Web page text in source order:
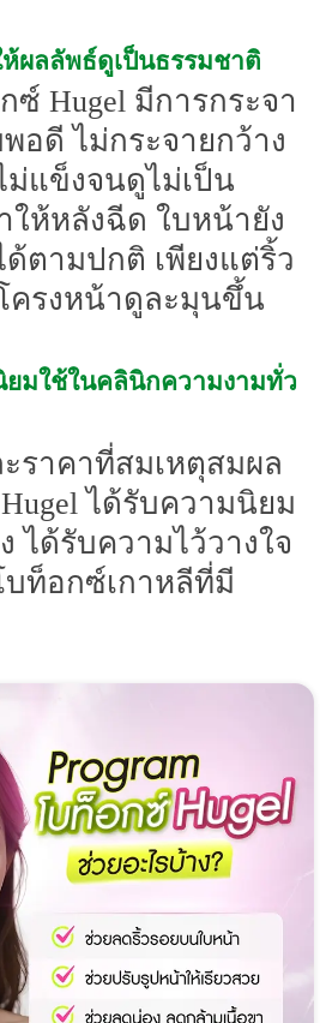
ห้ผลลัพธ์ดูเป็นธรรมชาติ
ซ์ Hugel มีการกระจา
อดี ไม่กระจายกว้าง
ม่แข็งจนดูไม่เป็น
ให้หลังฉีด ใบหน้ายัง
ตามปกติ เพียงแต่ริ้ว
ครงหน้าดูละมุนขึ้น
ยมใช้ในคลินิกความงามทั่ว
ราคาที่สมเหตุสมผล
ได้รับความนิยม
ได้รับความไว้วางใจ
ท็อกซ์เกาหลีที่มี